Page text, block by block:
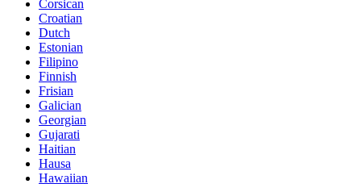
Corsican
Croatian
Dutch
Estonian
Filipino
Finnish
Frisian
Galician
Georgian
Gujarati
Haitian
Hausa
Hawaiian